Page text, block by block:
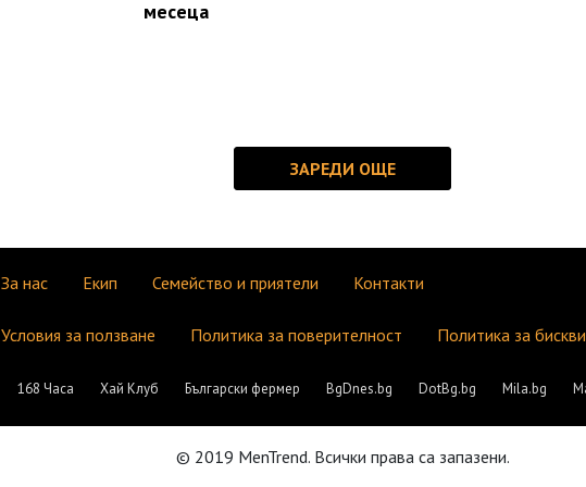
месеца
За нас Екип Семейство и приятели Контакти
Условия за ползване Политика за поверителност Политика за
168 Часа Хай Клуб Български фермер BgDnes.bg DotBg.bg Mila.bg
© 2019 MenTrend. Всички права са запазени.